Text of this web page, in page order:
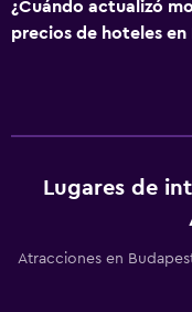
Cocina
Cocina
¿Cuándo actualizó
precios de hoteles en
Lugares de
Atracciones en